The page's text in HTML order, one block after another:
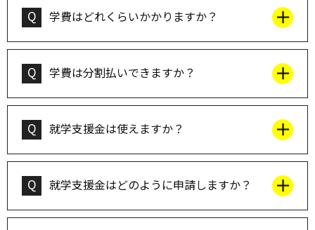
Q 学費はどれくらいかかりますか？
Q 学費は分割払いできますか？
Q 就学支援金は使えますか？
Q 就学支援金はどのように申請しますか？